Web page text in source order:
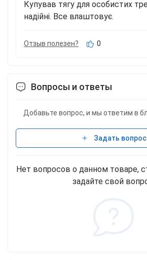
Купував тягу для особистих
надійні. Все влаштовує.
Отзыв полезен? 0
Вопросы и ответы
Добавьте вопрос, и мы ответим в
Задать вопрос
Нет вопросов о данном товаре,
задайте свой